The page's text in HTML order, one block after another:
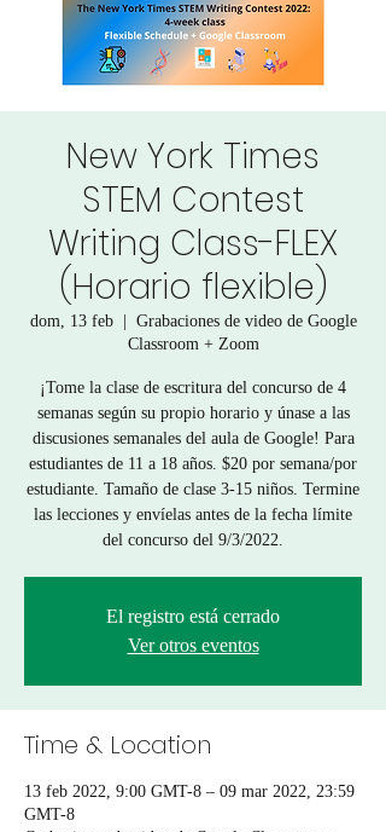
New York Times
STEM Contest
Writing Class-FLEX
(Horario flexible)
dom, 13 feb
  |
Grabaciones de video de Google
Classroom + Zoom
¡Tome la clase de escritura del concurso de 4
semanas según su propio horario y únase a las
discusiones semanales del aula de Google! Para
estudiantes de 11 a 18 años. $20 por semana/por
estudiante. Tamaño de clase 3-15 niños. Termine
las lecciones y envíelas antes de la fecha límite
del concurso del 9/3/2022.
El registro está cerrado
Ver otros eventos
Time & Location
13 feb 2022, 9:00 GMT-8 – 09 mar 2022, 23:59
GMT-8